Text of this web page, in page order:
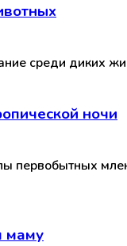
среди диких
ночи
первобытных
маму